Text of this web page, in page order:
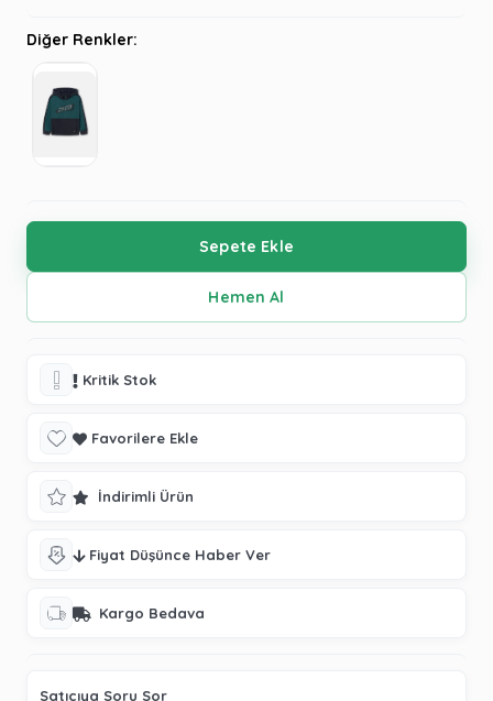
Diğer Renkler:
Kritik Stok
Favorilere Ekle
İndirimli Ürün
Fiyat Düşünce Haber Ver
Kargo Bedava
Satıcıya Soru Sor